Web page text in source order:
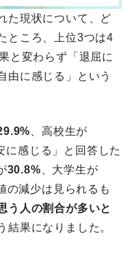
た現状について、ど
ところ、上位3つは4
と変わらず「退屈に
由に感じる」という
、高校生が
に感じる」と回答した
30.8% 、大学生が
の減少は見られるも
う人の割合が多いと
結果になりました。